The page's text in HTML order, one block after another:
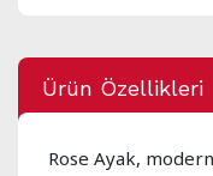
Ürün Özellikleri
Rose Ayak,